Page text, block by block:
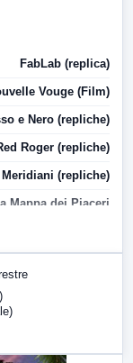
FabLab (replica)
Vouge (Film)
e Nero (repliche)
Roger (repliche)
(repliche)
Mappa dei Piaceri